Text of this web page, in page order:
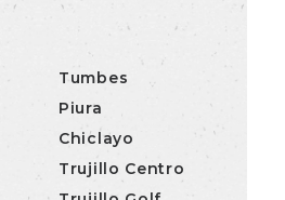
Tumbes
Piura
Chiclayo
Trujillo Centro